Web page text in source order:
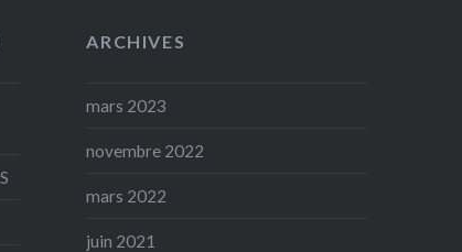
ARCHIVES
mars 2023
novembre 2022
mars 2022
juin 2021